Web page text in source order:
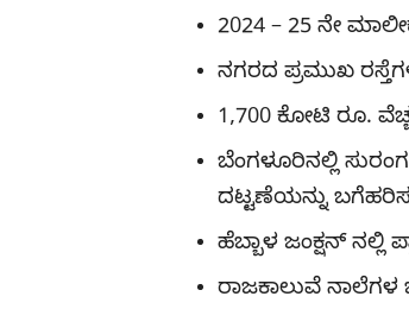
2024 – 25 ನೇ
ನಗರದ ಪ್ರಮುಖ
1,700 ಕೋಟಿ ರೂ.
ಬೆಂಗಳೂರಿನಲ್ಲಿ
ದಟ್ಟಣೆಯನ್ನು
ಹೆಬ್ಬಾಳ ಜಂಕ್ಷನ್
ರಾಜಕಾಲುವೆ